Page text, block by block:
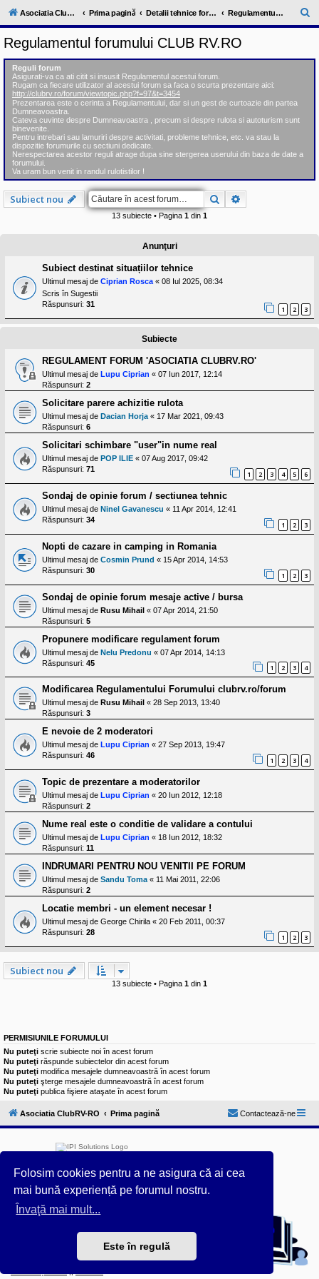
Folosim cookies pentru a ne asigura că ai cea
mai bună experiență pe forumul nostru.
Învaţă mai mult...
Este în regulă
l
u
V
-
c
o
m
u
n
i
t
a
t
e
a
p
o
s
e
r
d
e
r
l
s
a
u
t
o
r
u
o
t
e
d
n
R
o
m
n
i
a
Asociatia ClubRV-RO Prima pagină Detalii tehnice forum Regulamentul forumului CLUB RV.RO
ă
Regulamentul forumului CLUB RV.RO
Reguli forum
Asigurati-va ca ati citit si insusit Regulamentul acestui forum.
Rugam ca fiecare utilizator al acestui forum sa faca o scurta prezentare aici:
http://clubrv.ro/forum/viewtopic.php?f=97&t=3454
Prezentarea este o cerinta a Regulamentului, dar si un gest de curtoazie din partea
Dumneavoastra.
Cateva cuvinte despre Dumneavoastra , precum si despre rulota si autoturism sunt
binevenite.
Pentru intrebari sau lamuriri despre activitati, probleme tehnice, etc. va stau la
dispozitie forumurile cu sectiuni dedicate.
Nerespectarea acestor reguli atrage dupa sine stergerea userului din baza de date a
forumului.
Va uram bun venit in randul rulotistilor !
Subiect nou Căutare
13 subiecte • Pagina 1 din 1
Anunţuri
Subiect destinat situațiilor tehnice
Ultimul mesaj de Ciprian Rosca « 08 Iul 2025, 08:34
Scris în Sugestii
Răspunsuri: 31
1 2 3
Subiecte
REGULAMENT FORUM 'ASOCIATIA CLUBRV.RO'
Ultimul mesaj de Lupu Ciprian « 07 Iun 2017, 12:14
Răspunsuri: 2
Solicitare parere achizitie rulota
Ultimul mesaj de Dacian Horja « 17 Mar 2021, 09:43
Răspunsuri: 6
Solicitari schimbare "user"in nume real
Ultimul mesaj de POP ILIE « 07 Aug 2017, 09:42
Răspunsuri: 71
1 2 3 4 5 6
Sondaj de opinie forum / sectiunea tehnic
Ultimul mesaj de Ninel Gavanescu « 11 Apr 2014, 12:41
Răspunsuri: 34
1 2 3
Nopti de cazare in camping in Romania
Ultimul mesaj de Cosmin Prund « 15 Apr 2014, 14:53
Răspunsuri: 30
1 2 3
Sondaj de opinie forum mesaje active / bursa
Ultimul mesaj de Rusu Mihail « 07 Apr 2014, 21:50
Răspunsuri: 5
Propunere modificare regulament forum
Ultimul mesaj de Nelu Predonu « 07 Apr 2014, 14:13
Răspunsuri: 45
1 2 3 4
Modificarea Regulamentului Forumului clubrv.ro/forum
Ultimul mesaj de Rusu Mihail « 28 Sep 2013, 13:40
Răspunsuri: 3
E nevoie de 2 moderatori
Ultimul mesaj de Lupu Ciprian « 27 Sep 2013, 19:47
Răspunsuri: 46
1 2 3 4
Topic de prezentare a moderatorilor
Ultimul mesaj de Lupu Ciprian « 20 Iun 2012, 12:18
Răspunsuri: 2
Nume real este o conditie de validare a contului
Ultimul mesaj de Lupu Ciprian « 18 Iun 2012, 18:32
Răspunsuri: 11
INDRUMARI PENTRU NOU VENITII PE FORUM
Ultimul mesaj de Sandu Toma « 11 Mai 2011, 22:06
Răspunsuri: 2
Locatie membri - un element necesar !
Ultimul mesaj de George Chirila « 20 Feb 2011, 00:37
Răspunsuri: 28
1 2 3
Subiect nou
13 subiecte • Pagina 1 din 1
PERMISIUNILE FORUMULUI
Nu puteţi scrie subiecte noi în acest forum
Nu puteţi răspunde subiectelor din acest forum
Nu puteţi modifica mesajele dumneavoastră în acest forum
Nu puteţi şterge mesajele dumneavoastră în acest forum
Nu puteţi publica fişiere ataşate în acest forum
Asociatia ClubRV-RO Prima pagină Contactează-ne
Furnizat de phpBB® Forum Software © phpBB Limited
Style ProsilverSlideEdition created by Talk19Zehn OnGray-
Design.de & Style Updated by